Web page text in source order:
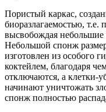
Пористый каркас,
биоразлагаемостью, т.е.
высвобождая
Небольшой спонж
изготовлен из особого
коктейлем, благодаря
отключаются, а клетки-
начинают уничтожать
спонж полностью